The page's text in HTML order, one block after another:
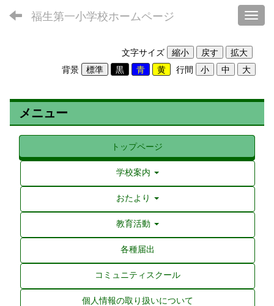
福生第一小学校ホームページ
文字サイズ
背景
行間
メニュー
トップページ
学校案内
おたより
教育活動
各種届出
コミュニティスクール
個人情報の取り扱いについて